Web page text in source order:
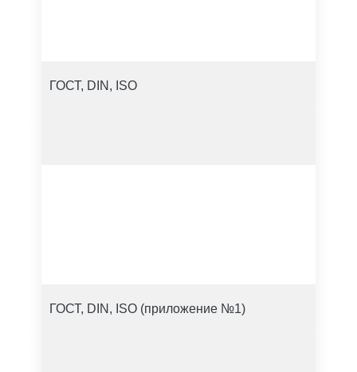
ГОСТ, DIN, ISO
ГОСТ, DIN, ISO (приложение №1)